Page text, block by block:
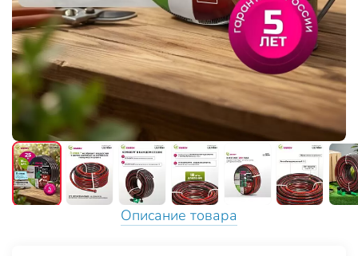
Описание товара